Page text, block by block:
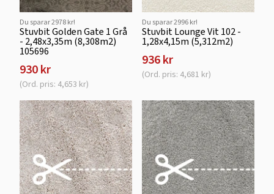
Du sparar 2978 kr!
Stuvbit Golden Gate 1 Grå
- 2,48x3,35m (8,308m2)
105696
930 kr
(Ord. pris: 4,653 kr)
Du sparar 2996 kr!
Stuvbit Lounge Vit 102 -
1,28x4,15m (5,312m2)
936 kr
(Ord. pris: 4,681 kr)